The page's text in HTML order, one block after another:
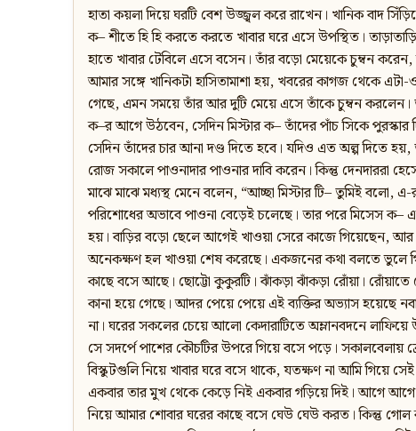
হাতা কয়লা দিয়ে ঘরটি বেশ উজ্জ্বল করে রাখেন। খানিক বাদ
ক– শীতে হি হি করতে করতে খাবার ঘরে এসে উপস্থিত।
হাতে খাবার টেবিলে এসে বসেন। তাঁর বড়ো মেয়েকে চুম্বন
আমার সঙ্গে খানিকটা হাসিতামাশা হয়, খবরের কাগজ থেকে
গেছে, এমন সময়ে তাঁর আর দুটি মেয়ে এসে তাঁকে চুম্বন করলেন।
ক–র আগে উঠবেন, সেদিন মিস্টার ক– তাঁদের পাঁচ সিকে
সেদিন তাঁদের চার আনা দণ্ড দিতে হবে। যদিও এত অল্প দিতে
রোজ সকালে পাওনাদার পাওনার দাবি করেন। কিন্তু দেনদাররা
মাঝে মাঝে মধ্যস্থ মেনে বলেন, “আচ্ছা মিস্টার টি– তুমিই
পরিশোধের অভাবে পাওনা বেড়েই চলেছে। তার পরে মিসেস ক–
হয়। বাড়ির বড়ো ছেলে আগেই খাওয়া সেরে কাজে গিয়েছেন,
অনেকক্ষণ হল খাওয়া শেষ করেছে। একজনের কথা বলতে ভুলে
কাছে বসে আছে। ছোট্টো কুকুরটি। ঝাঁকড়া ঝাঁকড়া রোঁয়া।
কানা হয়ে গেছে। আদর পেয়ে পেয়ে এই ব্যক্তির অভ্যাস হয়েছে
না। ঘরের সকলের চেয়ে আলো কেদারাটিতে অম্লানবদনে
সে সদর্পে পাশের কৌচটির উপরে গিয়ে বসে পড়ে। সকালবেলায়
বিস্কুটগুলি নিয়ে খাবার ঘরে বসে থাকে, যতক্ষণ না আমি গিয়ে
একবার তার মুখ থেকে কেড়ে নিই একবার গড়িয়ে দিই। আগে
নিয়ে আমার শোবার ঘরের কাছে বসে ঘেউ ঘেউ করত। কিন্তু